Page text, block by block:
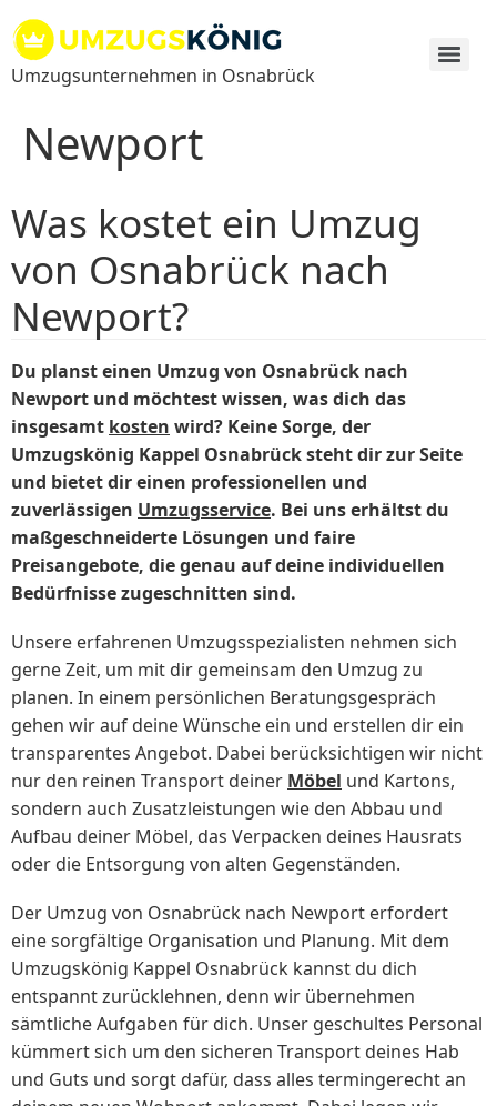
Inhalt
springen
Umzugsunternehmen in Osnabrück
Newport
Was kostet ein Umzug
von Osnabrück nach
Newport?
Du planst einen Umzug von Osnabrück nach
Newport und möchtest wissen, was dich das
insgesamt kosten wird? Keine Sorge, der
Umzugskönig Kappel Osnabrück steht dir zur Seite
und bietet dir einen professionellen und
zuverlässigen Umzugsservice. Bei uns erhältst du
maßgeschneiderte Lösungen und faire
Preisangebote, die genau auf deine individuellen
Bedürfnisse zugeschnitten sind.
Unsere erfahrenen Umzugsspezialisten nehmen sich
gerne Zeit, um mit dir gemeinsam den Umzug zu
planen. In einem persönlichen Beratungsgespräch
gehen wir auf deine Wünsche ein und erstellen dir ein
transparentes Angebot. Dabei berücksichtigen wir nicht
nur den reinen Transport deiner Möbel und Kartons,
sondern auch Zusatzleistungen wie den Abbau und
Aufbau deiner Möbel, das Verpacken deines Hausrats
oder die Entsorgung von alten Gegenständen.
Der Umzug von Osnabrück nach Newport erfordert
eine sorgfältige Organisation und Planung. Mit dem
Umzugskönig Kappel Osnabrück kannst du dich
entspannt zurücklehnen, denn wir übernehmen
sämtliche Aufgaben für dich. Unser geschultes Personal
kümmert sich um den sicheren Transport deines Hab
und Guts und sorgt dafür, dass alles termingerecht an